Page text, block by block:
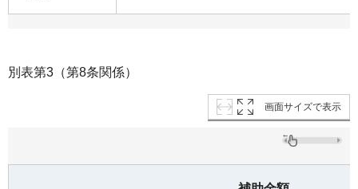
別表第3（第8条関係）
画面サイズで表示